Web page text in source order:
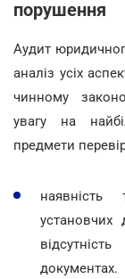
порушення
Аудит
аналіз усіх
чинному
увагу на
предмети
наявність
установчих